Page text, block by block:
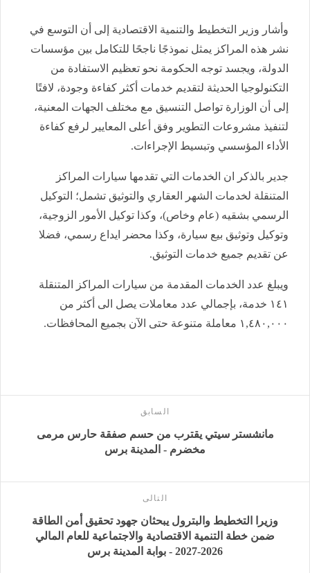
وأشار وزير التخطيط والتنمية الاقتصادية إلى أن التوسع في
نشر هذه المراكز يمثل نموذجًا ناجحًا للتكامل بين مؤسسات
الدولة، ويجسد توجه الحكومة نحو تعظيم الاستفادة من
التكنولوجيا الحديثة لتقديم خدمات أكثر كفاءة وجودة، لافتًا
إلى أن الوزارة تواصل التنسيق مع مختلف الجهات المعنية،
لتنفيذ مشروعات التطوير وفق أعلى المعايير لرفع كفاءة
الأداء المؤسسي وتبسيط الإجراءات.
جدير بالذكر ان الخدمات التي تقدمها سيارات المراكز
المتنقلة لخدمات الشهر العقاري والتوثيق تشمل؛ التوكيل
الرسمي بشقيه (عام وخاص)، وكذا توكيل الأمور الزوجية،
وتوكيل وتوثيق بيع سيارة، وكذا محضر ايداع رسمي، فضلا
عن تقديم جميع خدمات التوثيق.
ويبلغ عدد الخدمات المقدمة من سيارات المراكز المتنقلة
١٤١ خدمة، بإجمالي عدد معاملات يصل الى أكثر من
١,٤٨٠,٠٠٠ معاملة متنوعة حتى الآن بجميع المحافظات.
السابق
مانشستر سيتي يقترب من حسم صفقة حارس مرمى
مخضرم - المدينة برس
التالى
وزيرا التخطيط والبترول يبحثان جهود تحقيق أمن الطاقة
ضمن خطة التنمية الاقتصادية والاجتماعية للعام المالي
2026-2027 - بوابة المدينة برس